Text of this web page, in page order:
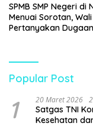
SPMB SMP Negeri di
Menuai Sorotan,
Pertanyakan
Pendidikan
Popular Post
1 20 Maret 2026
Satgas TNI
Kesehatan